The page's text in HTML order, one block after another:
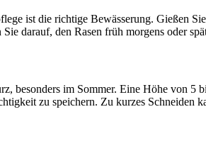
ist die richtige Bewässerung. Gießen
darauf, den Rasen früh morgens oder
besonders im Sommer. Eine Höhe von 5
zu speichern. Zu kurzes Schneiden